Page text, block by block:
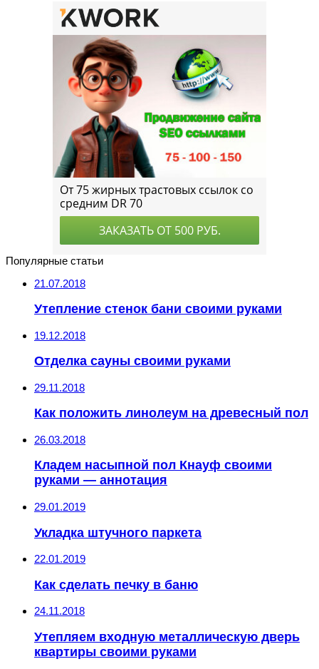
Популярные статьи
21.07.2018
Утепление стенок бани своими руками
19.12.2018
Отделка сауны своими руками
29.11.2018
Как положить линолеум на древесный пол
26.03.2018
Кладем насыпной пол Кнауф своими
руками — аннотация
29.01.2019
Укладка штучного паркета
22.01.2019
Как сделать печку в баню
24.11.2018
Утепляем входную металлическую дверь
квартиры своими руками